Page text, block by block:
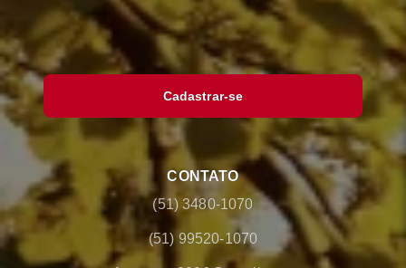
Cadastrar-se
CONTATO
(51) 3480-1070
(51) 99520-1070